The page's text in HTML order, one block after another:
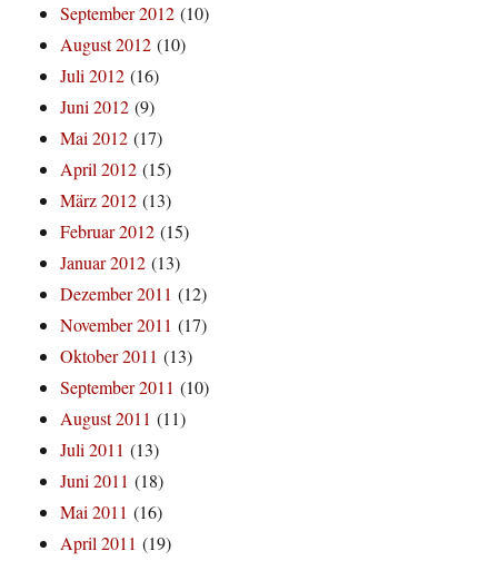
September 2012 (10)
August 2012 (10)
Juli 2012 (16)
Juni 2012 (9)
Mai 2012 (17)
April 2012 (15)
März 2012 (13)
Februar 2012 (15)
Januar 2012 (13)
Dezember 2011 (12)
November 2011 (17)
Oktober 2011 (13)
September 2011 (10)
August 2011 (11)
Juli 2011 (13)
Juni 2011 (18)
Mai 2011 (16)
April 2011 (19)